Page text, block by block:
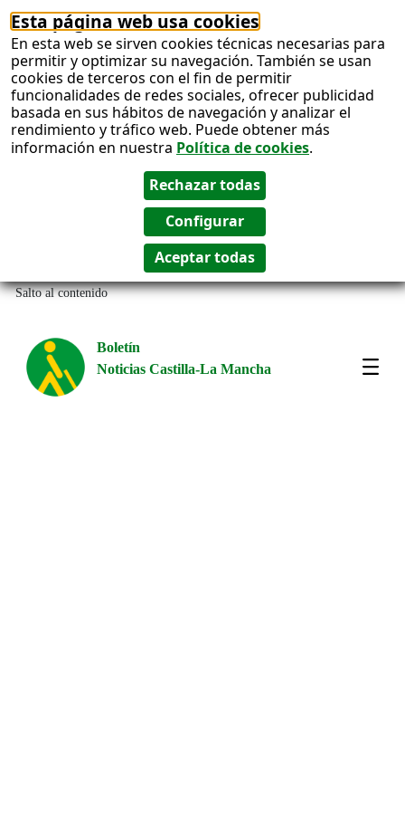
Esta página web usa cookies
En esta web se sirven cookies técnicas necesarias para
permitir y optimizar su navegación. También se usan
cookies de terceros con el fin de permitir
funcionalidades de redes sociales, ofrecer publicidad
basada en sus hábitos de navegación y analizar el
rendimiento y tráfico web. Puede obtener más
información en nuestra Política de cookies.
Salto al contenido
Boletín
Noticias Castilla-La Mancha